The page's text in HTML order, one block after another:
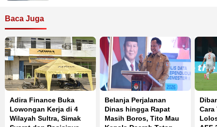
Baca Juga
Adira Finance Buka
Lowongan Kerja di 4
Wilayah Sultra, Simak
Belanja Perjalanan
Dinas hingga Rapat
Masih Boros, Tito Mau
Cara